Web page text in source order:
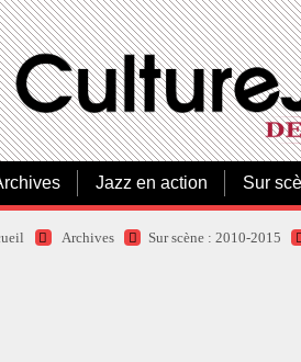
Jazz en action Sur
Archives Sur scène : 2010-2015